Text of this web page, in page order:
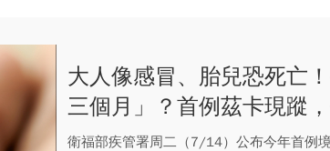
大人像感冒、胎兒恐死亡
三個月」？首例茲卡現蹤
衛福部疾管署周二（7/14）公布今年首例